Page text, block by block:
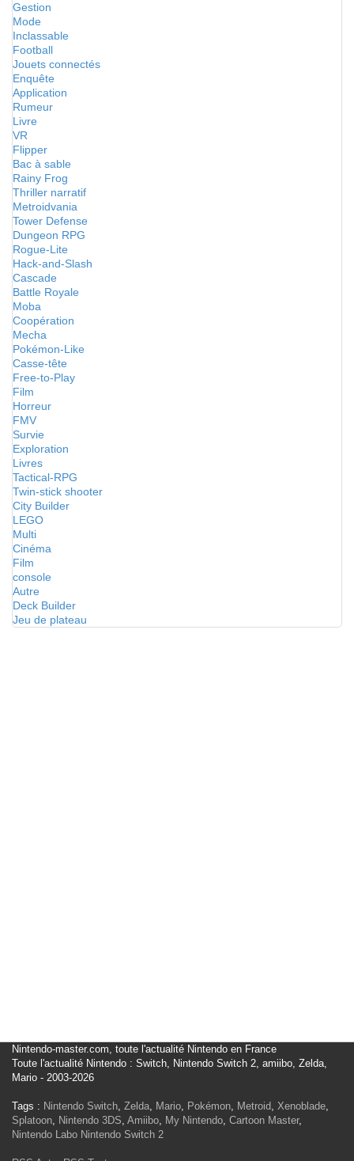
Gestion
Mode
Inclassable
Football
Jouets connectés
Enquête
Application
Rumeur
Livre
VR
Flipper
Bac à sable
Rainy Frog
Thriller narratif
Metroidvania
Tower Defense
Dungeon RPG
Rogue-Lite
Hack-and-Slash
Cascade
Battle Royale
Moba
Coopération
Mecha
Pokémon-Like
Casse-tête
Free-to-Play
Film
Horreur
FMV
Survie
Exploration
Livres
Tactical-RPG
Twin-stick shooter
City Builder
LEGO
Multi
Cinéma
Film
console
Autre
Deck Builder
Jeu de plateau
Nintendo-master.com, toute l'actualité Nintendo en France
Toute l'actualité Nintendo : Switch, Nintendo Switch 2, amiibo, Zelda,
Mario - 2003-2026
Tags : Nintendo Switch, Zelda, Mario, Pokémon, Metroid, Xenoblade,
Splatoon, Nintendo 3DS, Amiibo, My Nintendo, Cartoon Master,
Nintendo Labo Nintendo Switch 2